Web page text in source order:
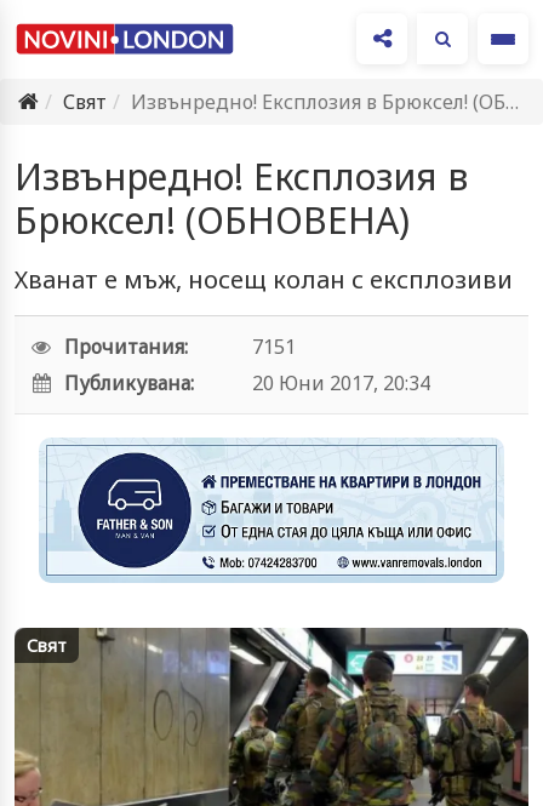
Свят
Извънредно! Експлозия в Брюксел! (ОБНОВЕНА)
Извънредно! Експлозия в
Брюксел! (ОБНОВЕНА)
Хванат е мъж, носещ колан с експлозиви
Прочитания:
7151
Публикувана:
20 Юни 2017, 20:34
Свят